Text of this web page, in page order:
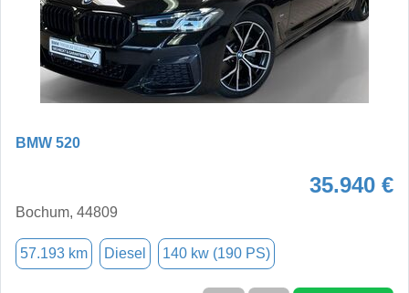
BMW 520
35.940 €
Bochum, 44809
57.193 km Diesel 140 kw (190 PS)